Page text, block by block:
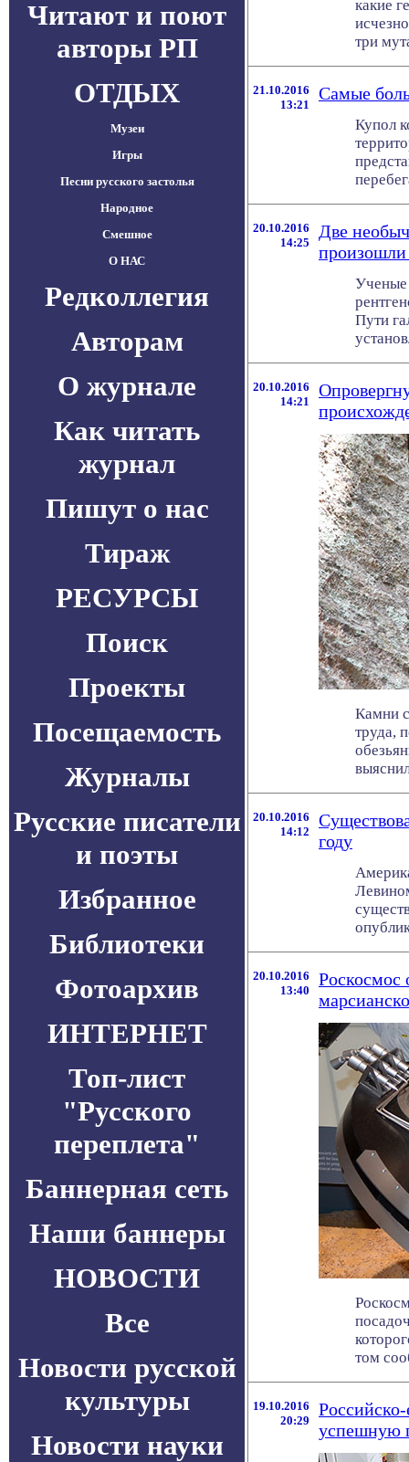
Читают и поют
авторы РП
ОТДЫХ
Музеи
Игры
Песни русского застолья
Народное
Смешное
О НАС
Редколлегия
Авторам
О журнале
Как читать
журнал
Пишут о нас
Тираж
РЕСУРСЫ
Поиск
Проекты
Посещаемость
Журналы
Русские писатели
и поэты
Избранное
Библиотеки
Фотоархив
ИНТЕРНЕТ
Топ-лист
"Русского
переплета"
Баннерная сеть
Наши баннеры
НОВОСТИ
Все
Новости русской
культуры
Новости науки
какие
три
21.10.2016
13:21
Самые
Купол
20.10.2016
14:25
Две
Ученые
Пути
20.10.2016
14:21
Камни
труда,
20.10.2016
14:12
году
20.10.2016
13:40
Роскосмос
том
19.10.2016
20:29
успешную